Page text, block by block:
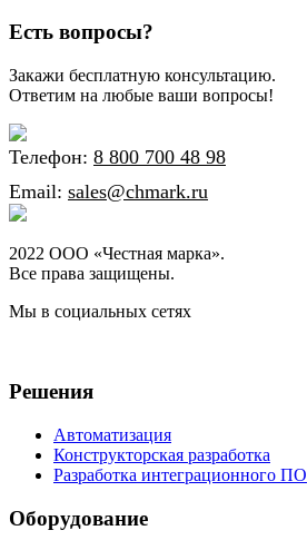
Есть вопросы?
Закажи бесплатную консультацию.
Ответим на любые ваши вопросы!
Телефон: 8 800 700 48 98
Email: sales@chmark.ru
2022 ООО «Честная марка».
Все права защищены.
Мы в социальных сетях
Решения
Автоматизация
Конструкторская разработка
Разработка интеграционного ПО
Оборудование